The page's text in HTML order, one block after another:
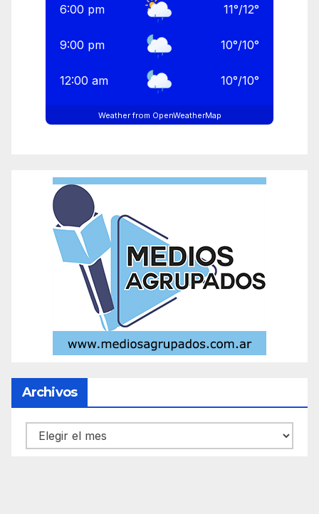
6:00 pm 11°/12°
9:00 pm 10°/10°
12:00 am 10°/10°
Weather from OpenWeatherMap
Archivos
Archivos